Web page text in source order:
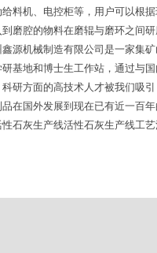
料机、电控柜等，用户可以根
磨腔的物料在磨辊与磨环之间
源机械制造有限公司是一家集
基地和博士生工作站，通过与
研方面的高技术人才被我们吸
在国外发展到现在已有近一百
石灰生产线活性石灰生产线工